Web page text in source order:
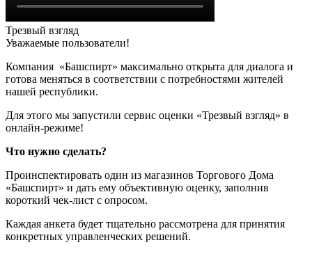
Трезвый взгляд
Уважаемые пользователи!
Компания «Башспирт» максимально открыта для диалога и
готова меняться в соответствии с потребностями жителей
нашей республики.
Для этого мы запустили сервис оценки «Трезвый взгляд» в
онлайн-режиме!
Что нужно сделать?
Проинспектировать один из магазинов Торгового Дома
«Башспирт» и дать ему объективную оценку, заполнив
короткий чек-лист с опросом.
Каждая анкета будет тщательно рассмотрена для принятия
конкретных управленческих решений.